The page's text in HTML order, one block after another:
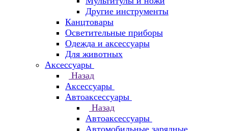
Другие инструменты
Канцтовары
Осветительные приборы
Одежда и аксессуары
Для животных
Аксессуары
Назад
Аксессуары
Автоаксессуары
Назад
Автоаксессуары
Автомобильные зарядные